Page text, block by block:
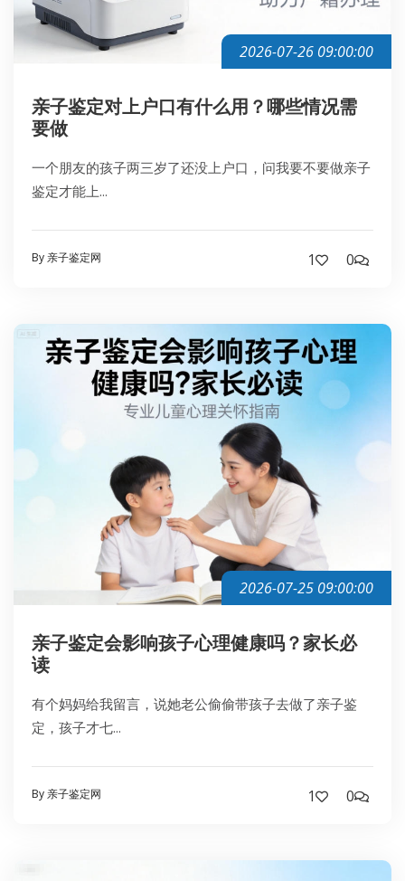
2026-07-26 09:00:00
亲子鉴定对上户口有什么用？哪些情况需
要做
一个朋友的孩子两三岁了还没上户口，问我要不要做亲子
鉴定才能上...
By 亲子鉴定网 1 0
2026-07-25 09:00:00
亲子鉴定会影响孩子心理健康吗？家长必
读
有个妈妈给我留言，说她老公偷偷带孩子去做了亲子鉴
定，孩子才七...
By 亲子鉴定网 1 0